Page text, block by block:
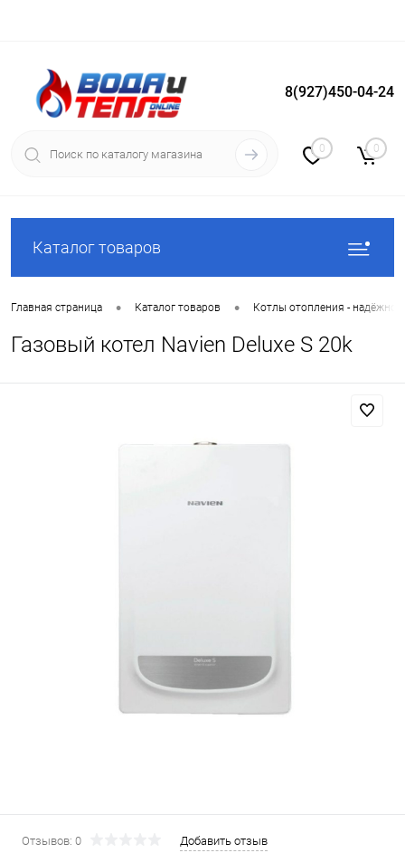
Вход Регистрация
8(927)450-04-24
0 0
Каталог товаров
Главная страница • Каталог товаров • Котлы отопления -
Газовый котел Navien Deluxe S 20k
Отзывов: 0
Добавить отзыв